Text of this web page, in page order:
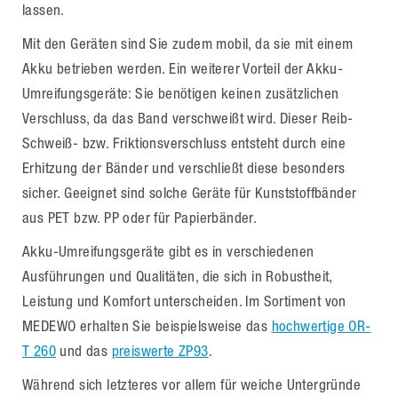
lassen.
Mit den Geräten sind Sie zudem mobil, da sie mit einem
Akku betrieben werden. Ein weiterer Vorteil der Akku-
Umreifungsgeräte: Sie benötigen keinen zusätzlichen
Verschluss, da das Band verschweißt wird. Dieser Reib-
Schweiß- bzw. Friktionsverschluss entsteht durch eine
Erhitzung der Bänder und verschließt diese besonders
sicher. Geeignet sind solche Geräte für Kunststoffbänder
aus PET bzw. PP oder für Papierbänder.
Akku-Umreifungsgeräte gibt es in verschiedenen
Ausführungen und Qualitäten, die sich in Robustheit,
Leistung und Komfort unterscheiden. Im Sortiment von
MEDEWO erhalten Sie beispielsweise das hochwertige OR-
T 260 und das preiswerte ZP93.
Während sich letzteres vor allem für weiche Untergründe